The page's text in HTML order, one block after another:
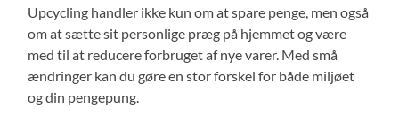
Upcycling handler ikke kun om at spare penge, men også
om at sætte sit personlige præg på hjemmet og være
med til at reducere forbruget af nye varer. Med små
ændringer kan du gøre en stor forskel for både miljøet
og din pengepung.